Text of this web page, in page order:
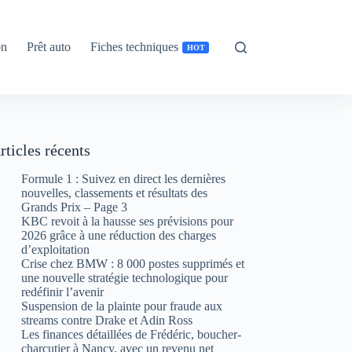
Prêt auto Fiches techniques HOT
récents
Formule 1 : Suivez en direct les dernières
nouvelles, classements et résultats des
Grands Prix – Page 3
KBC revoit à la hausse ses prévisions pour
2026 grâce à une réduction des charges
d’exploitation
Crise chez BMW : 8 000 postes supprimés et
une nouvelle stratégie technologique pour
redéfinir l’avenir
Suspension de la plainte pour fraude aux
streams contre Drake et Adin Ross
Les finances détaillées de Frédéric, boucher-
charcutier à Nancy, avec un revenu net